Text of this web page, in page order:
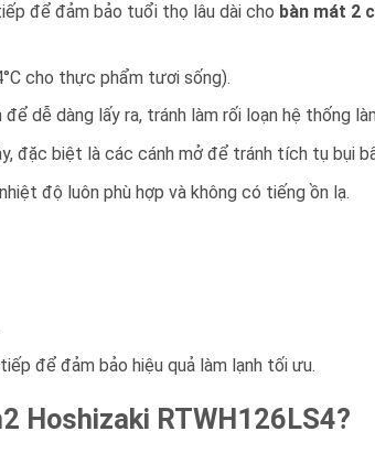
để đảm bảo tuổi thọ lâu dài cho bàn mát 2
cho thực phẩm tươi sống).
dễ dàng lấy ra, tránh làm rối loạn hệ thống
đặc biệt là các cánh mở để tránh tích tụ bụi
độ luôn phù hợp và không có tiếng ồn lạ.
để đảm bảo hiệu quả làm lạnh tối ưu.
Hoshizaki RTWH126LS4?